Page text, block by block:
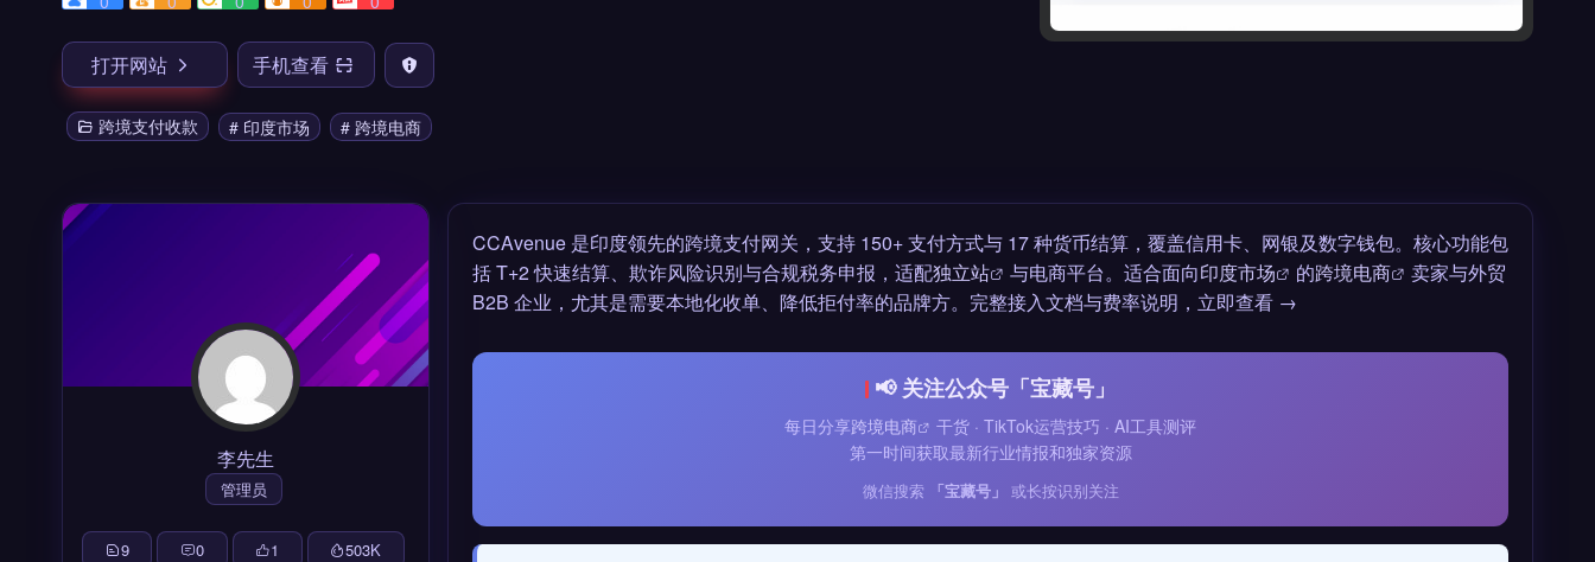
打开网站 手机查看
跨境支付收款 # 印度市场 # 跨境电商
CCAvenue 是印度领先的跨境支付网关，支持 150+ 支付方式与 17 种货币结算，覆盖信用卡、网银及数字钱包。核心功能包
括 T+2 快速结算、欺诈风险识别与合规税务申报，适配独立站 与电商平台。适合面向印度市场 的跨境电商
卖家与外贸
B2B 企业，尤其是需要本地化收单、降低拒付率的品牌方。完整接入文档与费率说明，立即查看 →
📢 关注公众号「宝藏号」
每日分享跨境电商
干货 · TikTok运营技巧 · AI工具测评
第一时间获取最新行业情报和独家资源
微信搜索 「宝藏号」 或长按识别关注
李先生
管理员
9 0 1 503K